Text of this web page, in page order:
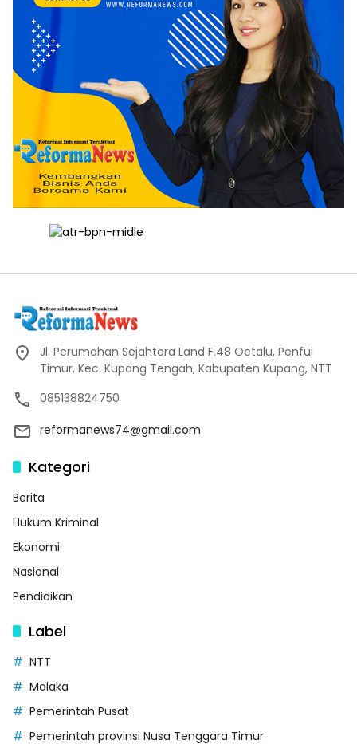
Jl. Perumahan Sejahtera Land F.48 Oetalu, Penfui
Timur, Kec. Kupang Tengah, Kabupaten Kupang, NTT
085138824750
reformanews74@gmail.com
Kategori
Berita
Hukum Kriminal
Ekonomi
Nasional
Pendidikan
Label
NTT
Malaka
Pemerintah Pusat
Pemerintah provinsi Nusa Tenggara Timur